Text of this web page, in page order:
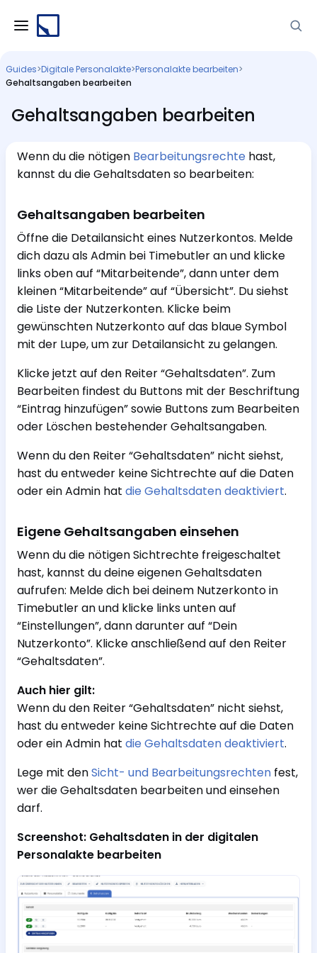
Guides>Digitale Personalakte>Personalakte bearbeiten>
Gehaltsangaben bearbeiten
Gehaltsangaben bearbeiten
Wenn du die nötigen Bearbeitungsrechte hast,
kannst du die Gehaltsdaten so bearbeiten:
Gehaltsangaben bearbeiten
Öffne die Detailansicht eines Nutzerkontos. Melde
dich dazu als Admin bei Timebutler an und klicke
links oben auf “Mitarbeitende”, dann unter dem
kleinen “Mitarbeitende” auf “Übersicht”. Du siehst
die Liste der Nutzerkonten. Klicke beim
gewünschten Nutzerkonto auf das blaue Symbol
mit der Lupe, um zur Detailansicht zu gelangen.
Klicke jetzt auf den Reiter “Gehaltsdaten”. Zum
Bearbeiten findest du Buttons mit der Beschriftung
“Eintrag hinzufügen” sowie Buttons zum Bearbeiten
oder Löschen bestehender Gehaltsangaben.
Wenn du den Reiter “Gehaltsdaten” nicht siehst,
hast du entweder keine Sichtrechte auf die Daten
oder ein Admin hat die Gehaltsdaten deaktiviert.
Eigene Gehaltsangaben einsehen
Wenn du die nötigen Sichtrechte freigeschaltet
hast, kannst du deine eigenen Gehaltsdaten
aufrufen: Melde dich bei deinem Nutzerkonto in
Timebutler an und klicke links unten auf
“Einstellungen”, dann darunter auf “Dein
Nutzerkonto”. Klicke anschließend auf den Reiter
“Gehaltsdaten”.
Auch hier gilt:
Wenn du den Reiter “Gehaltsdaten” nicht siehst,
hast du entweder keine Sichtrechte auf die Daten
oder ein Admin hat die Gehaltsdaten deaktiviert.
Lege mit denSicht- und Bearbeitungsrechten fest,
wer die Gehaltsdaten bearbeiten und einsehen
darf.
Screenshot: Gehaltsdaten in der digitalen
Personalakte bearbeiten